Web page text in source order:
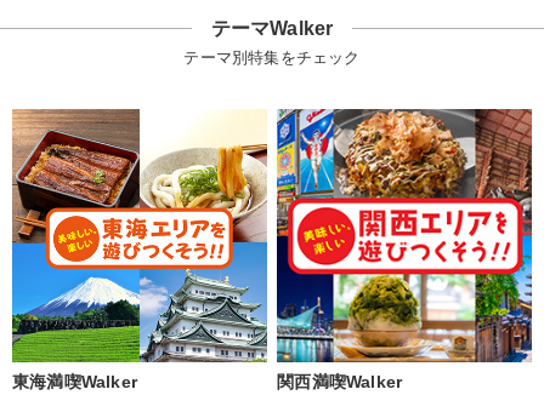
テーマWalker
テーマ別特集をチェック
東海満喫Walker 関西満喫Walker